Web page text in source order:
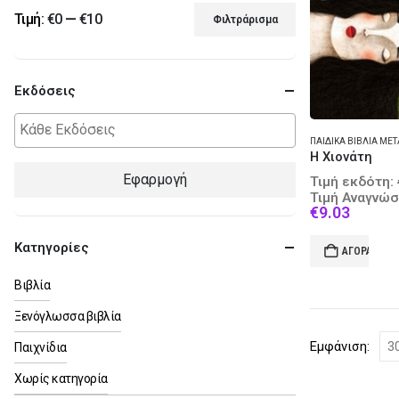
Η Χιονάτη
Τιμή εκδότη:
Τιμή
€9.03Current
is:
€9.03.
ΑΓΟΡΆ
Εμφάνιση:
Ελάχιστη
τιμή
Μέγιστη
τιμή
Φιλτράρισμα
Τιμή: €0— €10
Εκδόσεις
Εφαρμογή
Κατηγορίες
Βιβλία
Ξενόγλωσσα βιβλία
Παιχνίδια
Χωρίς κατηγορία